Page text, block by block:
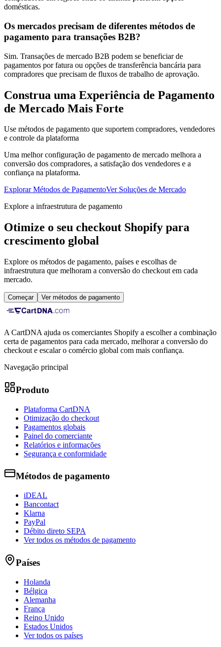
domésticas.
Os mercados precisam de diferentes métodos de
pagamento para transações B2B?
Sim. Transações de mercado B2B podem se beneficiar de
pagamentos por fatura ou opções de transferência bancária para
compradores que precisam de fluxos de trabalho de aprovação.
Construa uma Experiência de Pagamento
de Mercado Mais Forte
Use métodos de pagamento que suportem compradores, vendedores
e controle da plataforma
Uma melhor configuração de pagamento de mercado melhora a
conversão dos compradores, a satisfação dos vendedores e a
confiança na plataforma.
Explorar Métodos de PagamentoVer Soluções de Mercado
Explore a infraestrutura de pagamento
Otimize o seu checkout Shopify para
crescimento global
Explore os métodos de pagamento, países e escolhas de
infraestrutura que melhoram a conversão do checkout em cada
mercado.
Começar Ver métodos de pagamento
A CartDNA ajuda os comerciantes Shopify a escolher a combinação
certa de pagamentos para cada mercado, melhorar a conversão do
checkout e escalar o comércio global com mais confiança.
Navegação principal
Produto
Plataforma CartDNA
Otimização do checkout
Pagamentos globais
Painel do comerciante
Relatórios e informações
Segurança e conformidade
Métodos de pagamento
iDEAL
Bancontact
Klarna
PayPal
Débito direto SEPA
Ver todos os métodos de pagamento
Países
Holanda
Bélgica
Alemanha
França
Reino Unido
Estados Unidos
Ver todos os países